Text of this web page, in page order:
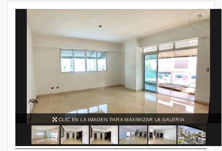
CLIC EN LA IMAGEN PARA MAXIMIZAR LA GALERIA